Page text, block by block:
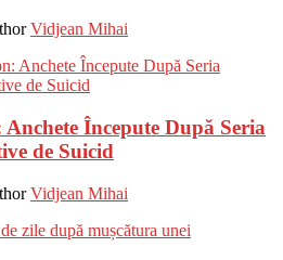
Vidjean Mihai
Începute După Seria
de Suicid
Vidjean Mihai